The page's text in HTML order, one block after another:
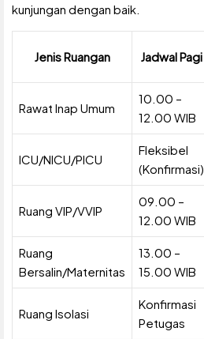
kunjungan dengan baik.
Jenis Ruangan Jadwal Pagi
Rawat Inap Umum
10.00 –
12.00 WIB
ICU/NICU/PICU
Fleksibel
(Konfirmasi)
Ruang VIP/VVIP
09.00 –
12.00 WIB
Ruang
Bersalin/Maternitas
13.00 –
15.00 WIB
Ruang Isolasi
Konfirmasi
Petugas